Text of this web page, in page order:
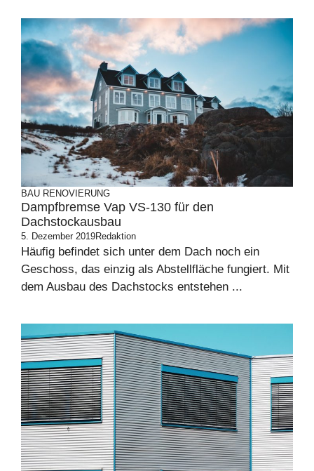
BAU RENOVIERUNG
Dampfbremse Vap VS-130 für den
Dachstockausbau
5. Dezember 2019Redaktion
Häufig befindet sich unter dem Dach noch ein
Geschoss, das einzig als Abstellfläche fungiert. Mit
dem Ausbau des Dachstocks entstehen ...